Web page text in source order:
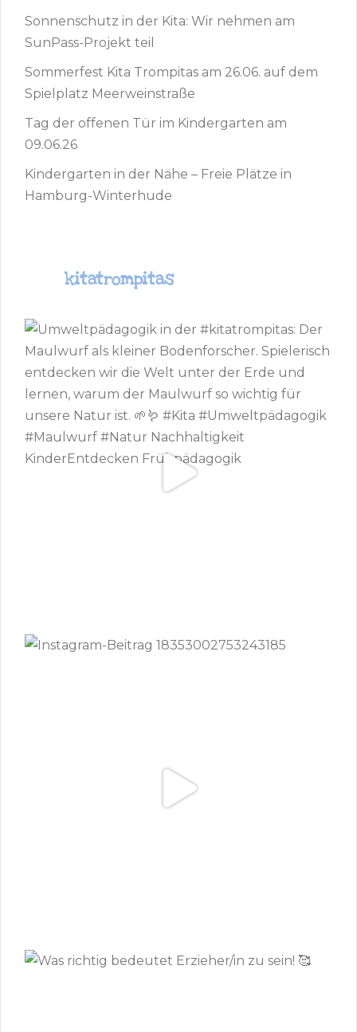
Sonnenschutz in der Kita: Wir nehmen am
SunPass-Projekt teil
Sommerfest Kita Trompitas am 26.06. auf dem
Spielplatz Meerweinstraße
Tag der offenen Tür im Kindergarten am
09.06.26
Kindergarten in der Nähe – Freie Plätze in
Hamburg-Winterhude
kitatrompitas